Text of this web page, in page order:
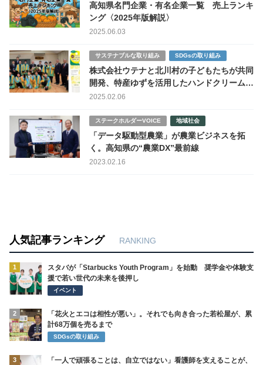
高知県名門企業・有名企業一覧 売上ランキ
ング〈2025年版解説〉
2025.06.03
サステナブルな取り組み SDGsの取り組み
株式会社ウテナと北川村の子どもたちが共同
開発、特産ゆずを活用したハンドクリーム完
成
2025.02.06
ステークホルダーVOICE 地域社会
「データ駆動型農業」が農業ビジネスを拓
く。高知県の“農業DX”最前線
2023.02.16
人気記事ランキング RANKING
1
スタバが「Starbucks Youth Program」を始動 奨学金や体験支
援で若い世代の未来を後押し
イベント
2
「花火とエコは相性が悪い」。それでも向き合った若松屋が、累
計68万個を売るまで
SDGsの取り組み
3
「一人で頑張ることは、自立ではない」看護師を支えることが、